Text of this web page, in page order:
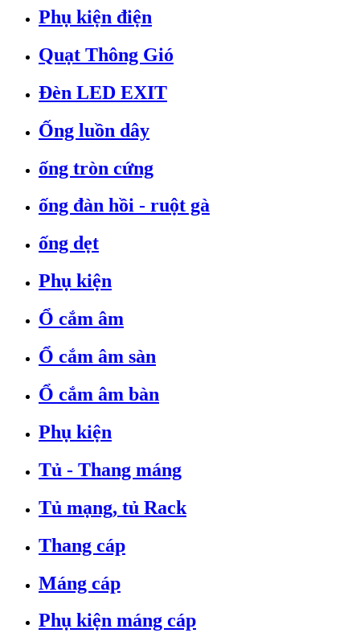
Phụ kiện điện
Quạt Thông Gió
Đèn LED EXIT
Ống luồn dây
ống tròn cứng
ống đàn hồi - ruột gà
ống dẹt
Phụ kiện
Ổ cắm âm
Ổ cắm âm sàn
Ổ cắm âm bàn
Phụ kiện
Tủ - Thang máng
Tủ mạng, tủ Rack
Thang cáp
Máng cáp
Phụ kiện máng cáp